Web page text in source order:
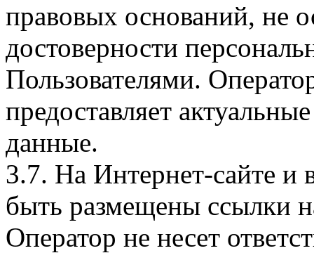
правовых оснований, не
достоверности
Пользователями.
предоставляет
данные.
3.7. На Интернет-сайте
быть размещены ссылки
Оператор не несет